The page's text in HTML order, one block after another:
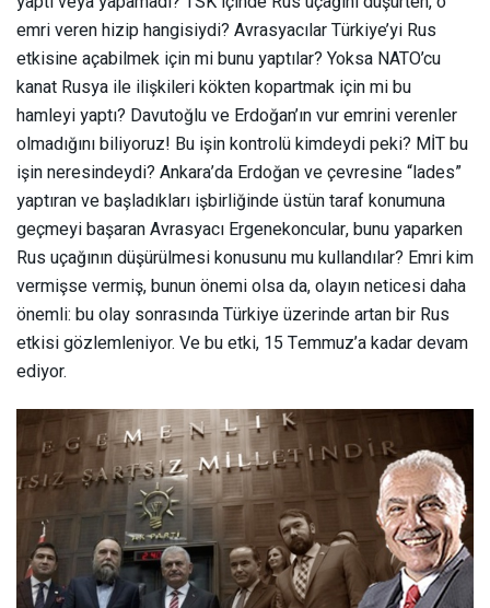
emri veren hizip hangisiydi? Avrasyacılar Türkiye’yi Rus
etkisine açabilmek için mi bunu yaptılar? Yoksa NATO’cu
kanat Rusya ile ilişkileri kökten kopartmak için mi bu
hamleyi yaptı? Davutoğlu ve Erdoğan’ın vur emrini verenler
olmadığını biliyoruz! Bu işin kontrolü kimdeydi peki? MİT bu
işin neresindeydi? Ankara’da Erdoğan ve çevresine “lades”
yaptıran ve başladıkları işbirliğinde üstün taraf konumuna
geçmeyi başaran Avrasyacı Ergenekoncular, bunu yaparken
Rus uçağının düşürülmesi konusunu mu kullandılar? Emri kim
vermişse vermiş, bunun önemi olsa da, olayın neticesi daha
önemli: bu olay sonrasında Türkiye üzerinde artan bir Rus
etkisi gözlemleniyor. Ve bu etki, 15 Temmuz’a kadar devam
ediyor.